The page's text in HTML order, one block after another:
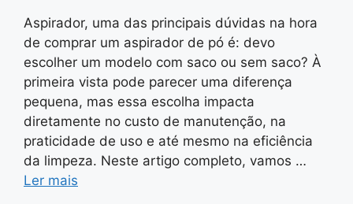
Aspirador, uma das principais dúvidas na hora
de comprar um aspirador de pó é: devo
escolher um modelo com saco ou sem saco? À
primeira vista pode parecer uma diferença
pequena, mas essa escolha impacta
diretamente no custo de manutenção, na
praticidade de uso e até mesmo na eficiência
da limpeza. Neste artigo completo, vamos …
Ler mais